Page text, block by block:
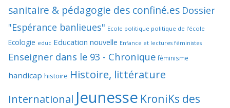
sanitaire & pédagogie des confiné.es Dossier
"Espérance banlieues" Ecole politique politique de l'école
Ecologie educ Education nouvelle Enfance et lectures féministes
Enseigner dans le 93 - Chronique féminisme
handicap histoire Histoire, littérature
International Jeunesse KroniKs des